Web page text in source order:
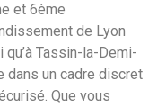
et 6ème
de Lyon
qu’à Tassin-la-Demi-
dans un cadre discret
Que vous